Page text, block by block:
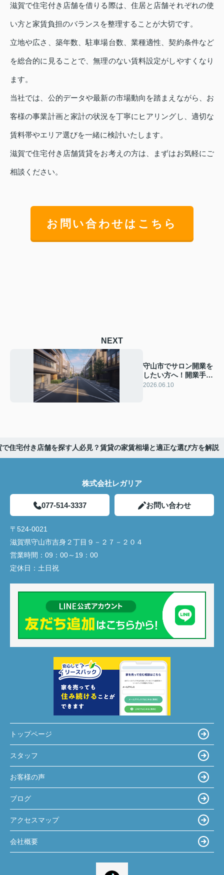
滋賀で住宅付き店舗を借りる際は、住居と店舗それぞれの使
い方と家賃負担のバランスを整理することが大切です。
立地や広さ、築年数、駐車場台数、業種適性、契約条件など
を総合的に見ることで、無理のない賃料設定がしやすくなり
ます。
当社では、公的データや最新の市場動向を踏まえながら、お
客様の事業計画と家計の状況を丁寧にヒアリングし、適切な
賃料帯やエリア選びを一緒に検討いたします。
滋賀で住宅付き店舗賃貸をお考えの方は、まずはお気軽にご
相談ください。
お問い合わせはこちら
NEXT
守山市でサロン開業を
したい方へ！開業手続
きの流れと必要書類を
2026.06.10
で住宅付き店舗を探す人必見？賃貸の家賃相場と適正な選び方を解説
株式会社レガリア
077-514-3337 お問い合わせ
〒524-0021
滋賀県守山市吉身２丁目９－２７－２０４
営業時間： 09：00～19：00
定休日： 土日祝
トップページ
スタッフ
お客様の声
ブログ
アクセスマップ
会社概要